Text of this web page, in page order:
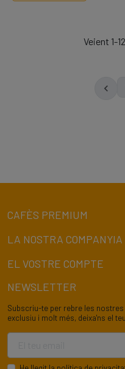
Veient 1-

CAFÈS PREMIUM
LA NOSTRA COMPANYIA
EL VOSTRE COMPTE
NEWSLETTER
Subscriu-te per rebre les
exclusiu i molt més, deixa'ns el